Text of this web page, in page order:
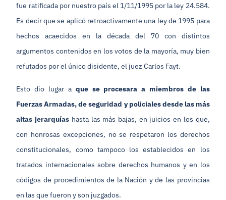
fue ratificada por nuestro país el 1/11/1995 por la ley 24.584.
Es decir que se aplicó retroactivamente una ley de 1995 para
hechos acaecidos en la década del 70 con distintos
argumentos contenidos en los votos de la mayoría, muy bien
refutados por el único disidente, el juez Carlos Fayt.
Esto dio lugar a que se procesara a miembros de las
Fuerzas Armadas, de seguridad y policiales desde las más
altas jerarquías hasta las más bajas, en juicios en los que,
con honrosas excepciones, no se respetaron los derechos
constitucionales, como tampoco los establecidos en los
tratados internacionales sobre derechos humanos y en los
códigos de procedimientos de la Nación y de las provincias
en las que fueron y son juzgados.